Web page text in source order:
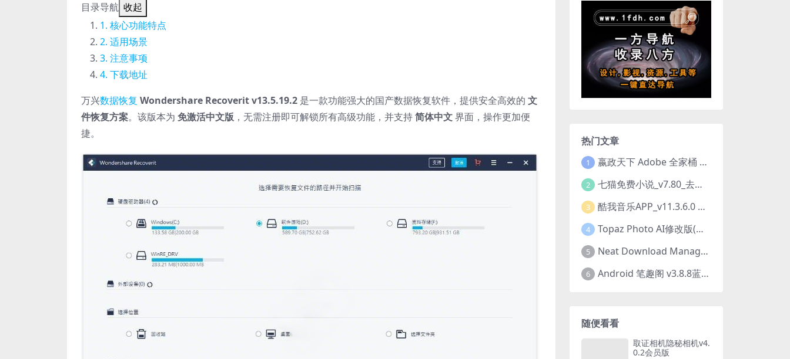
目录导航 收起
核心功能特点
适用场景
注意事项
下载地址
万兴数据恢复 Wondershare Recoverit v13.5.19.2 是一款功能强大的国产数据恢复软件，提供安全高效的 文
件恢复方案。该版本为 免激活中文版 ，无需注册即可解锁所有高级功能，并支持简体中文界面，操作更加便
捷。
热门文章
1 嬴政天下 Adobe 全家桶 2020.2021.2022.2023.2024.2025大师版（2025年08月版 ）
2 七猫免费小说_v7.80_去除广告解锁VIP会员版
3 酷我音乐APP_v11.3.6.0 去广告修改豪华VIP版
4 Topaz Photo AI修改版(图片降噪软件) v4.0.3
5 Neat Download Manager 1.4.10中文版NDM下载器简称NDM
6 Android 笔趣阁 v3.8.8蓝色/1.0.6 /2.7.7去广告完美版
随便看看
取证相机隐秘相机v4.
0.2会员版